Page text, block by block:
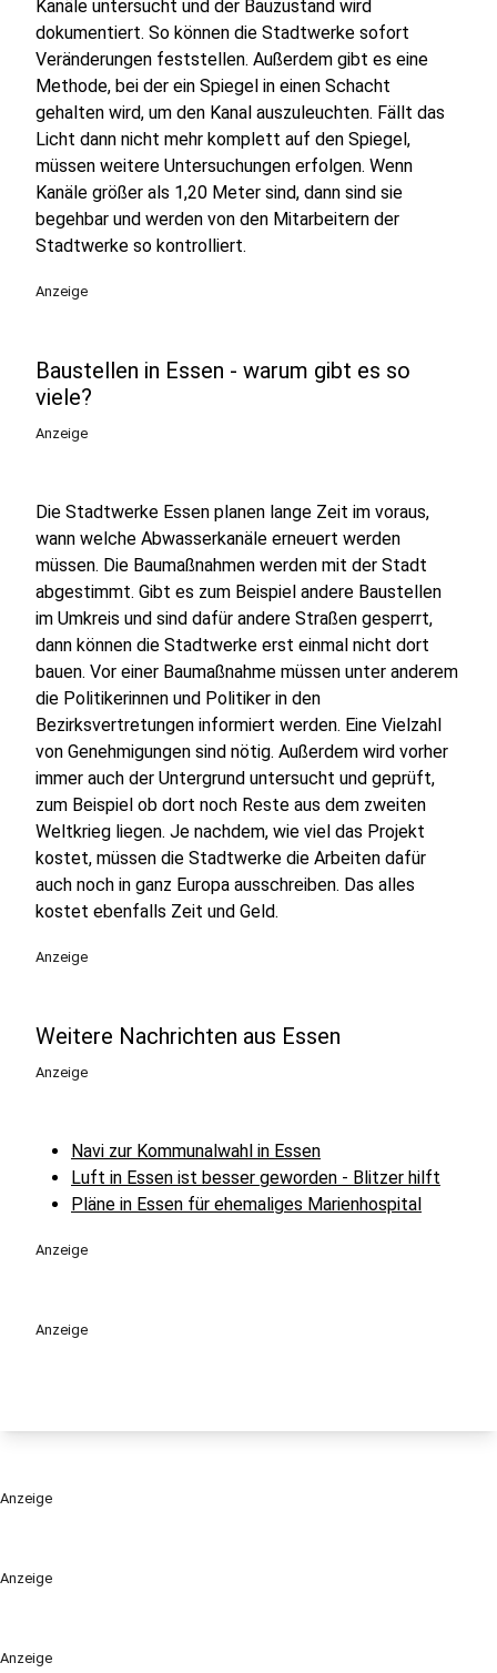
Anzeige
Anzeige
Kanäle untersucht und der Bauzustand wird
dokumentiert. So können die Stadtwerke sofort
Veränderungen feststellen. Außerdem gibt es eine
Methode, bei der ein Spiegel in einen Schacht
gehalten wird, um den Kanal auszuleuchten. Fällt das
Licht dann nicht mehr komplett auf den Spiegel,
müssen weitere Untersuchungen erfolgen. Wenn
Kanäle größer als 1,20 Meter sind, dann sind sie
begehbar und werden von den Mitarbeitern der
Stadtwerke so kontrolliert.
Anzeige
Baustellen in Essen - warum gibt es so
viele?
Anzeige
Die Stadtwerke Essen planen lange Zeit im voraus,
wann welche Abwasserkanäle erneuert werden
müssen. Die Baumaßnahmen werden mit der Stadt
abgestimmt. Gibt es zum Beispiel andere Baustellen
im Umkreis und sind dafür andere Straßen gesperrt,
dann können die Stadtwerke erst einmal nicht dort
bauen. Vor einer Baumaßnahme müssen unter anderem
die Politikerinnen und Politiker in den
Bezirksvertretungen informiert werden. Eine Vielzahl
von Genehmigungen sind nötig. Außerdem wird vorher
immer auch der Untergrund untersucht und geprüft,
zum Beispiel ob dort noch Reste aus dem zweiten
Weltkrieg liegen. Je nachdem, wie viel das Projekt
kostet, müssen die Stadtwerke die Arbeiten dafür
auch noch in ganz Europa ausschreiben. Das alles
kostet ebenfalls Zeit und Geld.
Anzeige
Weitere Nachrichten aus Essen
Anzeige
Navi zur Kommunalwahl in Essen
Luft in Essen ist besser geworden - Blitzer hilft
Pläne in Essen für ehemaliges Marienhospital
Anzeige
Anzeige
Anzeige